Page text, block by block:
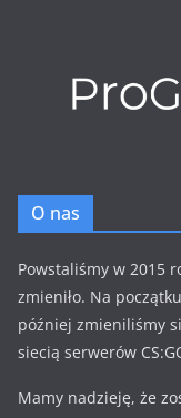
O nas
Powstaliśmy w 2015
zmieniło. Na
później zmieniliśmy
siecią serwerów
Mamy nadzieję, że